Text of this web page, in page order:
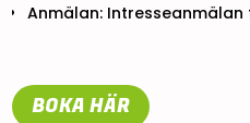
Anmälan:
BOKA HÄR